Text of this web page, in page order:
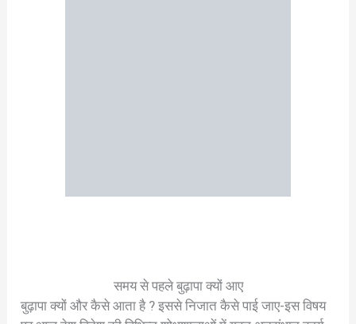
समय से पहले बुढ़ापा क्यों आए
बुढ़ापा क्यों और कैसे आता है ? इससे निजात कैसे पाई जाए-इस विषय